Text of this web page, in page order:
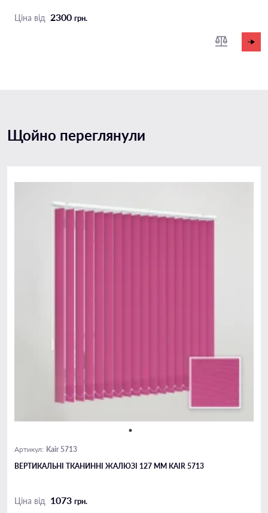
Ціна від 2300 грн.
Щойно переглянули
Артикул: Kair 5713
ВЕРТИКАЛЬНІ ТКАНИННІ ЖАЛЮЗІ 127 ММ KAIR 5713
Ціна від 1073 грн.